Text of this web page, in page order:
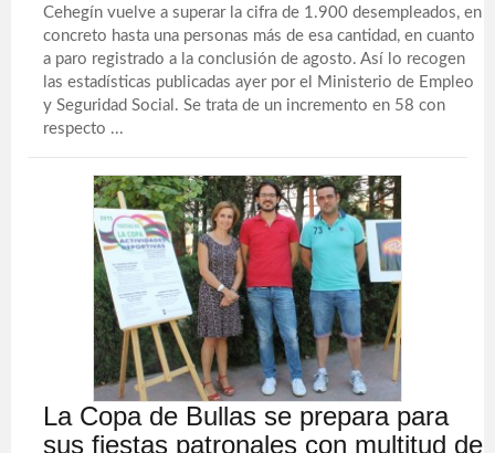
Cehegín vuelve a superar la cifra de 1.900 desempleados, en
concreto hasta una personas más de esa cantidad, en cuanto
a paro registrado a la conclusión de agosto. Así lo recogen
las estadísticas publicadas ayer por el Ministerio de Empleo
y Seguridad Social. Se trata de un incremento en 58 con
respecto ...
La Copa de Bullas se prepara para
sus fiestas patronales con multitud de